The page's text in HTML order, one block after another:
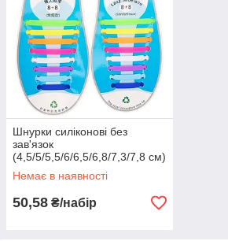
Шнурки силіконові без
зав'язок
(4,5/5/5,5/6/6,5/6,8/7,3/7,8 см)
16 шт./пач. кольорові,
силіконові шнурки дитячі
Немає в наявності
50,58 ₴/набір